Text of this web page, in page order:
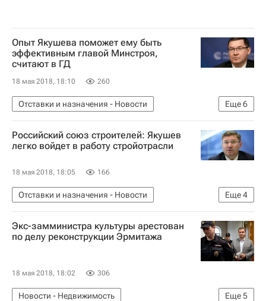
Опыт Якушева поможет ему быть
эффективным главой Минстроя,
считают в ГД
18 мая 2018, 18:10 260
Еще6
Отставки и назначения - Новости
Новости - Недвижимость
Формирование нового состава правительства
Россия
Российский союз строителей: Якушев
легко войдет в работу стройотрасли
18 мая 2018, 18:05 166
Еще4
Отставки и назначения - Новости
Новости - Недвижимость
Формирование нового состава правительства
Министерство строительства и жилищно-коммунального хозяйства РФ (Минстрой России)
Россия
Экс-замминистра культуры арестован
по делу реконструкции Эрмитажа
18 мая 2018, 18:02 306
Еще5
Новости - Недвижимость